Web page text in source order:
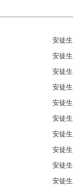
安徒生
安徒生
安徒生
安徒生
安徒生
安徒生
安徒生
安徒生
安徒生
安徒生